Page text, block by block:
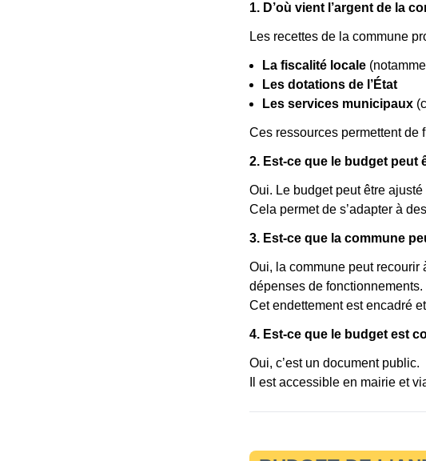
1. D’où vient l’argent de la
Les recettes de la commune
La fiscalité locale
Les dotations de l’État
Les services municipaux
Ces ressources permettent de
2. Est-ce que le budget peut
Oui. Le budget peut être
Cela permet de s’adapter à
3. Est-ce que la commune
Oui, la commune peut recourir
dépenses de fonctionnements.
Cet endettement est encadré
4. Est-ce que le budget est
Oui, c’est un document public.
Il est accessible en mairie et